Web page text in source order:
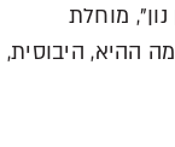
מוחלת
ההיא, היבוסית,